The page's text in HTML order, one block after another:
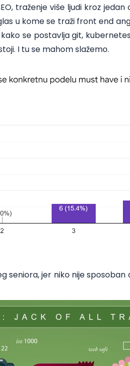
traženje više ljudi kroz
u kome se traži front end
se postavlja git,
I tu se mahom slažemo.
seniora, jer niko nije